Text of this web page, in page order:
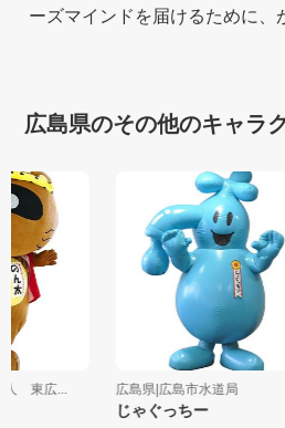
ーズマインドを届けるために
広島県のその他のキャラ
人 東広... 広島県|広島市水道局
じゃぐっちー